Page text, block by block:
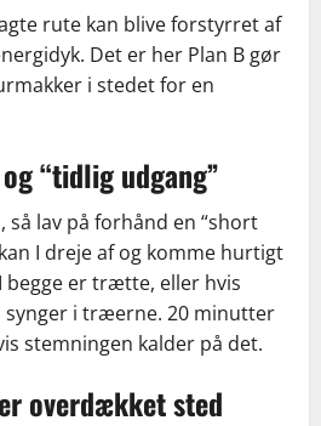
rute kan blive forstyrret af
Det er her Plan B gør
i stedet for en
“tidlig udgang”
lav på forhånd en “short
I dreje af og komme hurtigt
begge er trætte, eller hvis
synger i træerne. 20 minutter
stemningen kalder på det.
overdækket sted